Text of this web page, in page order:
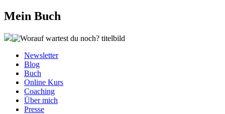
Mein Buch
Newsletter
Blog
Buch
Online Kurs
Coaching
Über mich
Presse